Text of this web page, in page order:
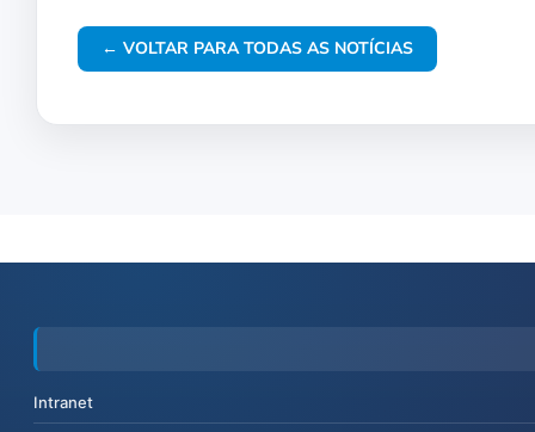
← VOLTAR PARA TODAS AS NOTÍCIAS
Intranet